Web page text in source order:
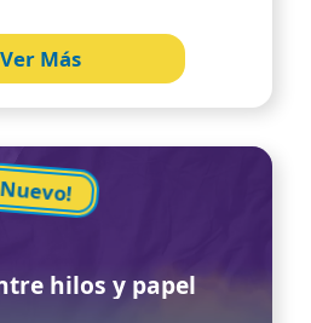
Ver Más
¡Nuevo!
hilos y papel